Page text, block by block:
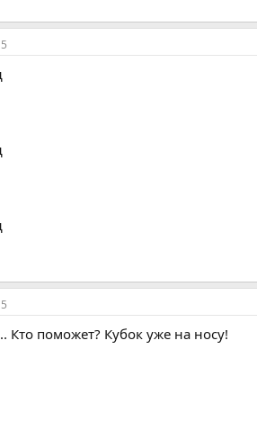
Кто поможет? Кубок уже на носу!